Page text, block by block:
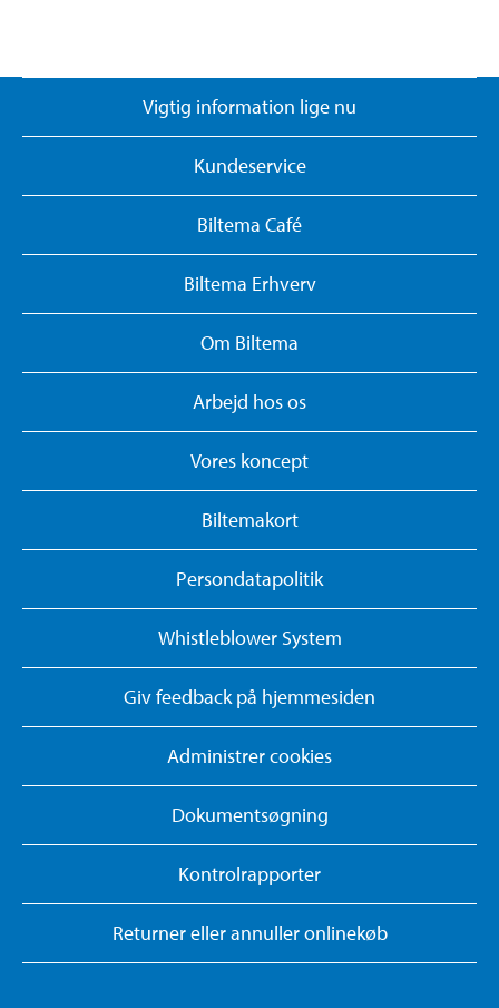
Vigtig information lige nu
Kundeservice
Biltema Café
Biltema Erhverv
Om Biltema
Arbejd hos os
Vores koncept
Biltemakort
Persondatapolitik
Whistleblower System
Giv feedback på hjemmesiden
Administrer cookies
Dokumentsøgning
Kontrolrapporter
Returner eller annuller onlinekøb